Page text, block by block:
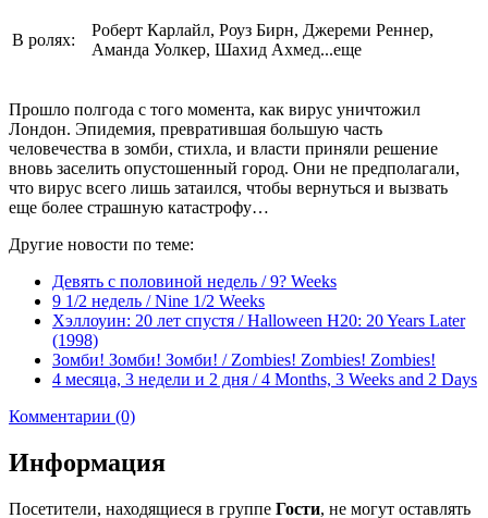
В ролях:
Роберт Карлайл, Роуз Бирн, Джереми Реннер,
Аманда Уолкер, Шахид Ахмед...еще
Прошло полгода с того момента, как вирус уничтожил
Лондон. Эпидемия, превратившая большую часть
человечества в зомби, стихла, и власти приняли решение
вновь заселить опустошенный город. Они не предполагали,
что вирус всего лишь затаился, чтобы вернуться и вызвать
еще более страшную катастрофу…
Другие новости по теме:
Девять с половиной недель / 9? Weeks
9 1/2 недель / Nine 1/2 Weeks
Хэллоуин: 20 лет спустя / Halloween H20: 20 Years Later
(1998)
Зомби! Зомби! Зомби! / Zombies! Zombies! Zombies!
4 месяца, 3 недели и 2 дня / 4 Months, 3 Weeks and 2 Days
Комментарии (0)
Информация
Посетители, находящиеся в группе Гости, не могут оставлять